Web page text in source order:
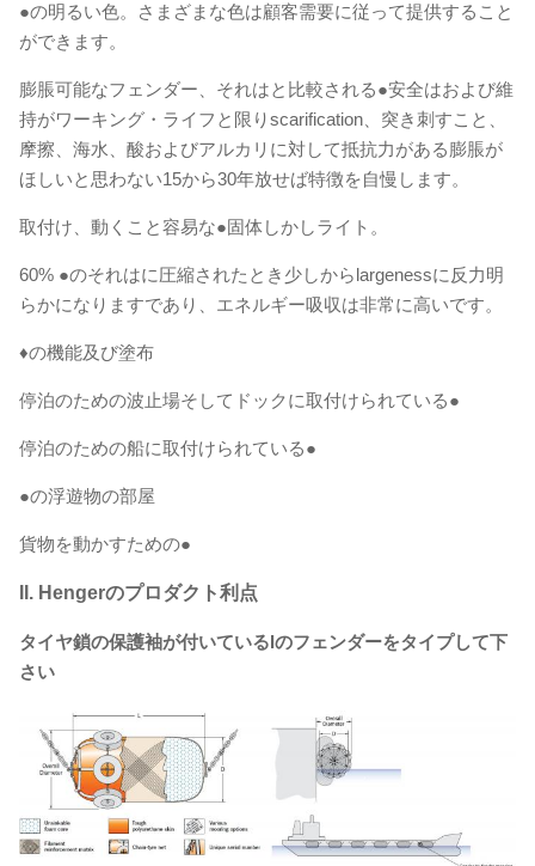
●の明るい色。さまざまな色は顧客需要に従って提供すること
ができます。
膨脹可能なフェンダー、それはと比較される●安全はおよび維
持がワーキング・ライフと限りscarification、突き刺すこと、
摩擦、海水、酸およびアルカリに対して抵抗力がある膨脹が
ほしいと思わない15から30年放せば特徴を自慢します。
取付け、動くこと容易な●固体しかしライト。
60% ●のそれはに圧縮されたとき少しからlargenessに反力明
らかになりますであり、エネルギー吸収は非常に高いです。
♦の機能及び塗布
停泊のための波止場そしてドックに取付けられている●
停泊のための船に取付けられている●
●の浮遊物の部屋
貨物を動かすための●
II. Hengerのプロダクト利点
タイヤ鎖の保護袖が付いているIのフェンダーをタイプして下
さい